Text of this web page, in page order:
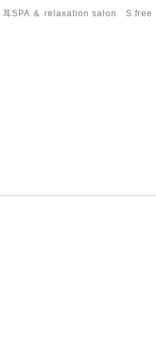
耳SPA ＆ relaxation salon S.free